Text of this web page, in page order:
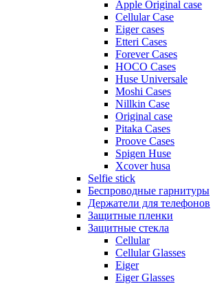
Apple Original case
Cellular Case
Eiger cases
Etteri Cases
Forever Cases
HOCO Cases
Huse Universale
Moshi Cases
Nillkin Case
Original case
Pitaka Cases
Proove Cases
Spigen Huse
Xcover husa
Selfie stick
Беспроводные гарнитуры
Держатели для телефонов
Защитные пленки
Защитные стекла
Cellular
Cellular Glasses
Eiger
Eiger Glasses